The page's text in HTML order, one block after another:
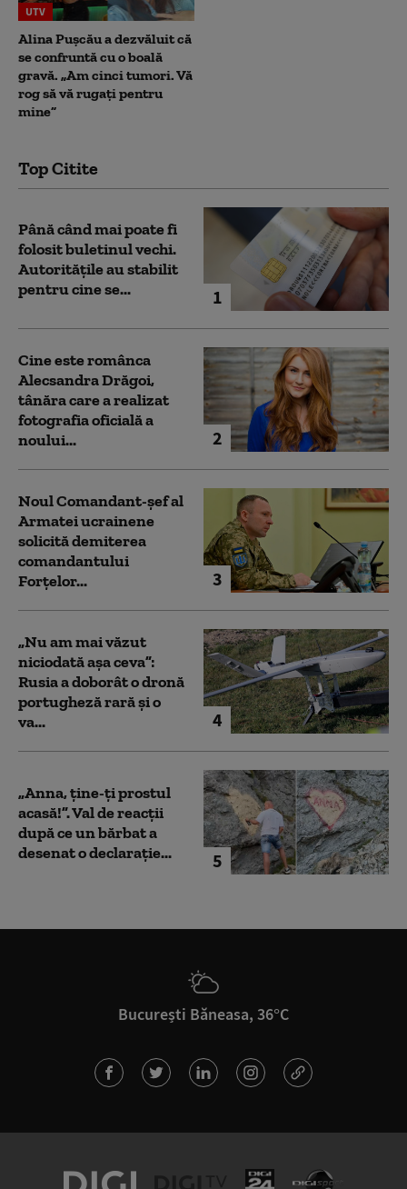
UTV
Alina Pușcău a dezvăluit că
se confruntă cu o boală
gravă. „Am cinci tumori. Vă
rog să vă rugați pentru
mine”
Top Citite
1
Până când mai poate fi
folosit buletinul vechi.
Autoritățile au stabilit
pentru cine se...
2
Cine este românca
Alecsandra Drăgoi,
tânăra care a realizat
fotografia oficială a
noului...
3
Noul Comandant-șef al
Armatei ucrainene
solicită demiterea
comandantului
Forțelor...
4
„Nu am mai văzut
niciodată așa ceva”:
Rusia a doborât o dronă
portugheză rară și o
va...
5
„Anna, ţine-ţi prostul
acasă!”. Val de reacții
după ce un bărbat a
desenat o declarație...
București Băneasa, 36°C